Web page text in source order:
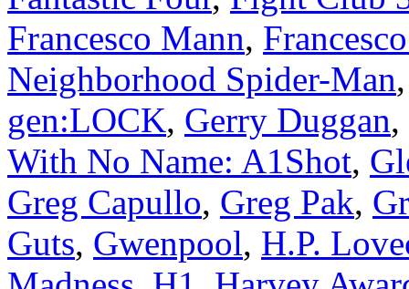
Francesco Mann,
Neighborhood Spider-Man
gen:LOCK, Gerry Duggan,
With No Name: A1Shot,
Greg Capullo, Greg Pak,
Guts, Gwenpool, H.P.